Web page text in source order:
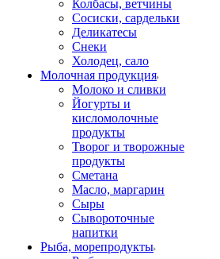
Колбасы, ветчины
Сосиски, сардельки
Деликатесы
Снеки
Холодец, сало
Молочная продукция
Молоко и сливки
Йогурты и
кисломолочные
продукты
Творог и творожные
продукты
Сметана
Масло, маргарин
Сыры
Сывороточные
напитки
Рыба, морепродукты